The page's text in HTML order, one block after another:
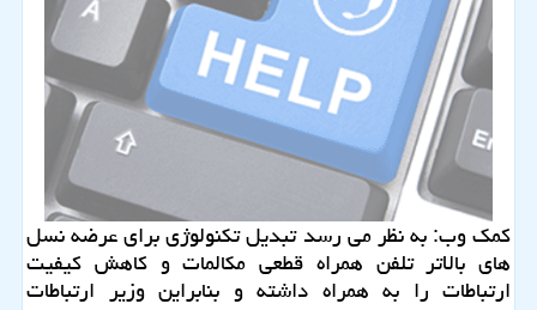
كمك وب: به نظر می رسد تبدیل تكنولوژی برای عرضه نسل
های بالاتر تلفن همراه قطعی مكالمات و كاهش كیفیت
ارتباطات را به همراه داشته و بنابراین وزیر ارتباطات